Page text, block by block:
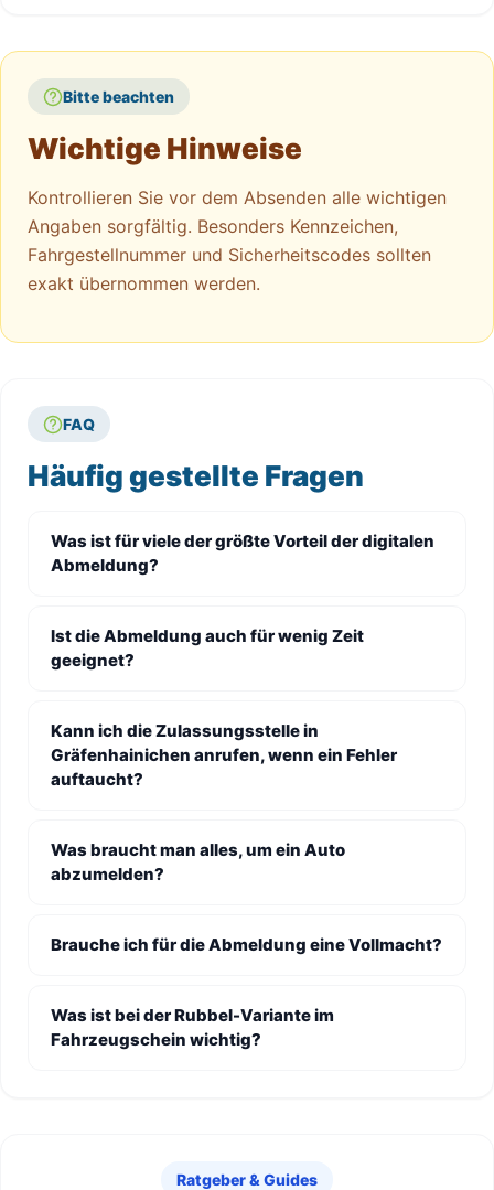
Bitte beachten
Wichtige Hinweise
Kontrollieren Sie vor dem Absenden alle wichtigen
Angaben sorgfältig. Besonders Kennzeichen,
Fahrgestellnummer und Sicherheitscodes sollten
exakt übernommen werden.
FAQ
Häufig gestellte Fragen
Was ist für viele der größte Vorteil der digitalen
Abmeldung?
Ist die Abmeldung auch für wenig Zeit
geeignet?
Kann ich die Zulassungsstelle in
Gräfenhainichen anrufen, wenn ein Fehler
auftaucht?
Was braucht man alles, um ein Auto
abzumelden?
Brauche ich für die Abmeldung eine Vollmacht?
Was ist bei der Rubbel-Variante im
Fahrzeugschein wichtig?
Ratgeber & Guides